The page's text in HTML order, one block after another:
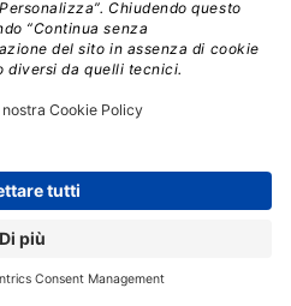
Oracle rende le prestazioni del
query eseguite nel database.